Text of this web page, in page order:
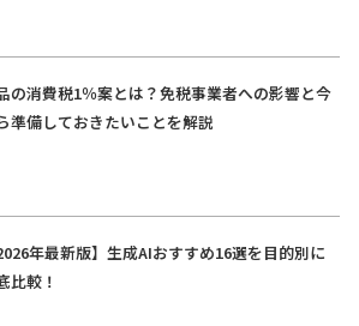
の消費税1％案とは？免税事業者への影響と今
準備しておきたいことを解説
2026年最新版】生成AIおすすめ16選を目的別に
比較！